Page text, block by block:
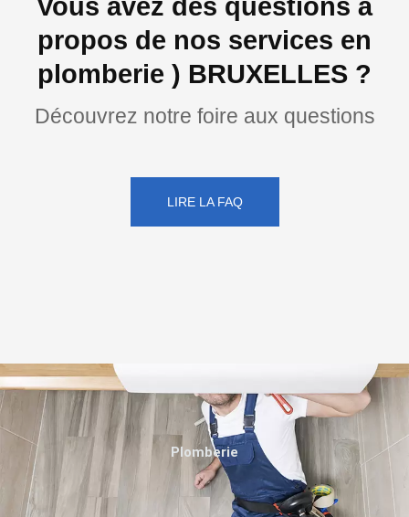
Vous avez des questions à
propos de nos services en
plomberie ) BRUXELLES ?
Découvrez notre foire aux questions
LIRE LA FAQ
Plomberie